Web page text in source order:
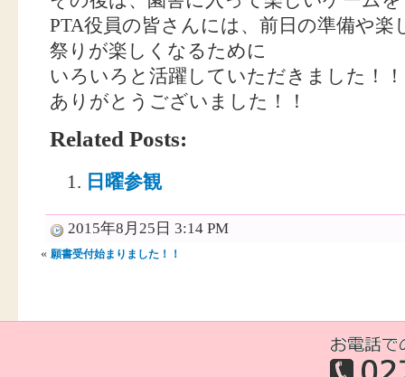
PTA役員の皆さんには、前日の準備や
祭りが楽しくなるために
いろいろと活躍していただきました！！
ありがとうございました！！
Related Posts:
日曜参観
2015年8月25日 3:14 PM
« 願書受付始まりました！！